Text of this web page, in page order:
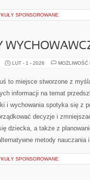
SPONSOROWANE
LUT - 1 - 2026 MOŻLIWOŚĆ
to miejsce stworzone z
informacji na temat
i wychowania spotyka się z
decyzje i
dziecka, a także z
metody
SPONSOROWANE